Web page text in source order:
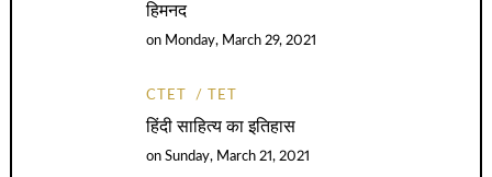
हिमनद
on Monday, March 29, 2021
CTET TET
हिंदी साहित्य का इतिहास
onSunday, March 21, 2021